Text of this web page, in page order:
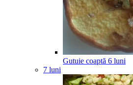
Gutuie coaptă 6 luni
7 luni